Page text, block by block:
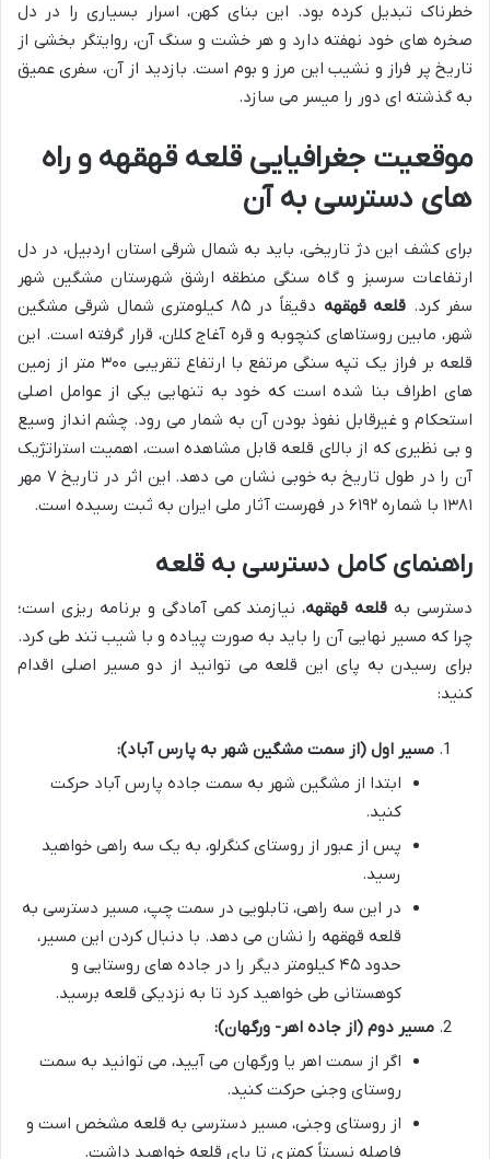
خطرناک تبدیل کرده بود. این بنای کهن، اسرار بسیاری را در دل
صخره های خود نهفته دارد و هر خشت و سنگ آن، روایتگر بخشی از
تاریخ پر فراز و نشیب این مرز و بوم است. بازدید از آن، سفری عمیق
به گذشته ای دور را میسر می سازد.
موقعیت جغرافیایی قلعه قهقهه و راه
های دسترسی به آن
برای کشف این دژ تاریخی، باید به شمال شرقی استان اردبیل، در دل
ارتفاعات سرسبز و گاه سنگی منطقه ارشق شهرستان مشگین شهر
سفر کرد. قلعه قهقهه
دقیقاً در ۸۵ کیلومتری شمال شرقی مشگین
شهر، مابین روستاهای کنچوبه و قره آغاج کلان، قرار گرفته است. این
قلعه بر فراز یک تپه سنگی مرتفع با ارتفاع تقریبی ۳۰۰ متر از زمین
های اطراف بنا شده است که خود به تنهایی یکی از عوامل اصلی
استحکام و غیرقابل نفوذ بودن آن به شمار می رود. چشم انداز وسیع
و بی نظیری که از بالای قلعه قابل مشاهده است، اهمیت استراتژیک
آن را در طول تاریخ به خوبی نشان می دهد. این اثر در تاریخ ۷ مهر
۱۳۸۱ با شماره ۶۱۹۲ در فهرست آثار ملی ایران به ثبت رسیده است.
راهنمای کامل دسترسی به قلعه
دسترسی به قلعه قهقهه، نیازمند کمی آمادگی و برنامه ریزی است؛
چرا که مسیر نهایی آن را باید به صورت پیاده و با شیب تند طی کرد.
برای رسیدن به پای این قلعه می توانید از دو مسیر اصلی اقدام
کنید:
مسیر اول (از سمت مشگین شهر به پارس آباد):
ابتدا از مشگین شهر به سمت جاده پارس آباد حرکت
کنید.
پس از عبور از روستای کنگرلو، به یک سه راهی خواهید
رسید.
در این سه راهی، تابلویی در سمت چپ، مسیر دسترسی به
قلعه قهقهه را نشان می دهد. با دنبال کردن این مسیر،
حدود ۴۵ کیلومتر دیگر را در جاده های روستایی و
کوهستانی طی خواهید کرد تا به نزدیکی قلعه برسید.
مسیر دوم (از جاده اهر- ورگهان):
اگر از سمت اهر یا ورگهان می آیید، می توانید به سمت
روستای وجنی حرکت کنید.
از روستای وجنی، مسیر دسترسی به قلعه مشخص است و
فاصله نسبتاً کمتری تا پای قلعه خواهید داشت.